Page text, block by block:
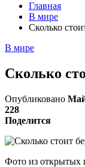
Главная
В мире
Сколько
В мире
Сколько
Опубликовано
228
Поделится
Фото из открытых